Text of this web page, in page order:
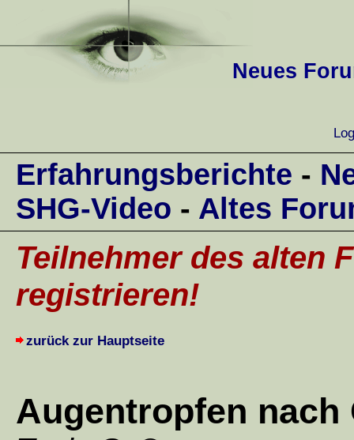
Neues
Erfahrungsberichte -
SHG-Video - Altes
Teilnehmer des alten
registrieren!
zurück zur Hauptseite
Augentropfen nach